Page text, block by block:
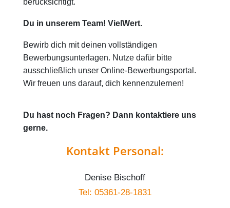
Du in unserem Team! VielWert.
Bewirb dich mit deinen vollständigen
Bewerbungsunterlagen. Nutze dafür bitte
ausschließlich unser Online-Bewerbungsportal.
Wir freuen uns darauf, dich kennenzulernen!
Du hast noch Fragen? Dann kontaktiere uns
gerne.
Kontakt Personal:
Denise Bischoff
Tel: 05361-28-1831